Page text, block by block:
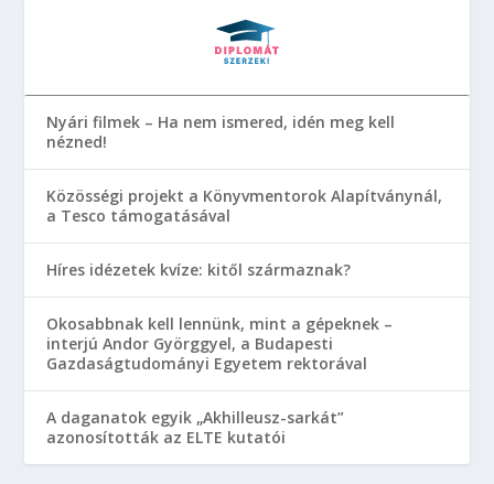
Nyári filmek – Ha nem ismered, idén meg kell
nézned!
Közösségi projekt a Könyvmentorok Alapítványnál,
a Tesco támogatásával
Híres idézetek kvíze: kitől származnak?
Okosabbnak kell lennünk, mint a gépeknek –
interjú Andor Györggyel, a Budapesti
Gazdaságtudományi Egyetem rektorával
A daganatok egyik „Akhilleusz-sarkát”
azonosították az ELTE kutatói